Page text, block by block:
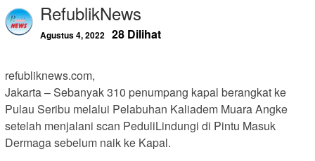
RefublikNews
Agustus 4, 2022 28 Dilihat
refubliknews.com,
Jakarta – Sebanyak 310 penumpang kapal berangkat ke
Pulau Seribu melalui Pelabuhan Kaliadem Muara Angke
setelah menjalani scan PeduliLindungi di Pintu Masuk
Dermaga sebelum naik ke Kapal.